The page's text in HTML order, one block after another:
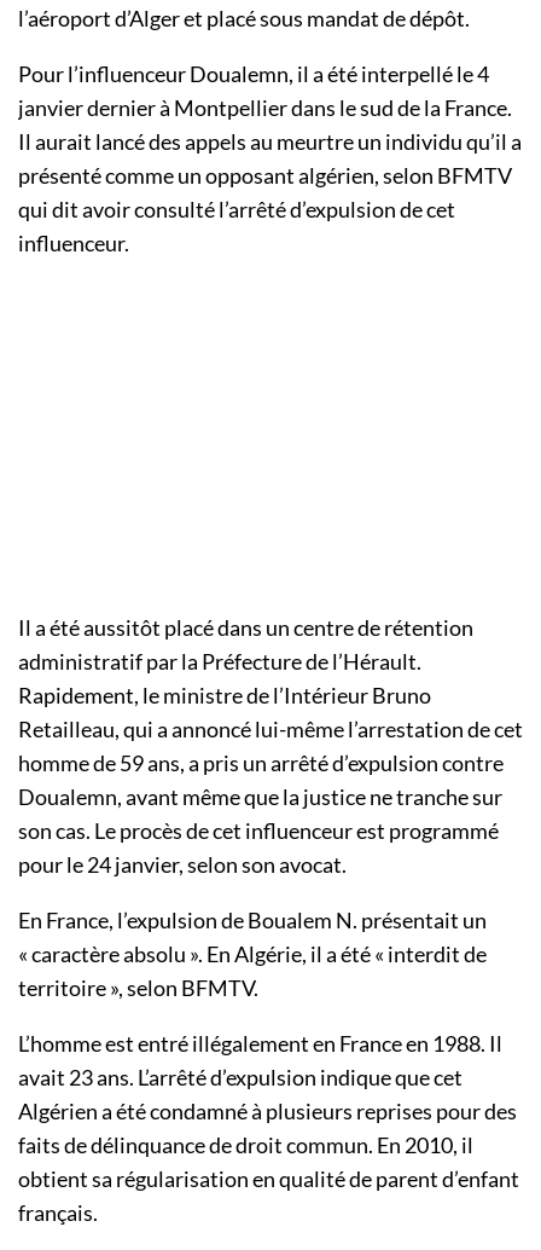
l’aéroport d’Alger et placé sous mandat de dépôt.
Pour l’influenceur Doualemn, il a été interpellé le 4
janvier dernier à Montpellier dans le sud de la France.
Il aurait lancé des appels au meurtre un individu qu’il a
présenté comme un opposant algérien, selon BFMTV
qui dit avoir consulté l’arrêté d’expulsion de cet
influenceur.
Il a été aussitôt placé dans un centre de rétention
administratif par la Préfecture de l’Hérault.
Rapidement, le ministre de l’Intérieur Bruno
Retailleau, qui a annoncé lui-même l’arrestation de cet
homme de 59 ans, a pris un arrêté d’expulsion contre
Doualemn, avant même que la justice ne tranche sur
son cas. Le procès de cet influenceur est programmé
pour le 24 janvier, selon son avocat.
En France, l’expulsion de Boualem N. présentait un
« caractère absolu ». En Algérie, il a été « interdit de
territoire », selon BFMTV.
L’homme est entré illégalement en France en 1988. Il
avait 23 ans. L’arrêté d’expulsion indique que cet
Algérien a été condamné à plusieurs reprises pour des
faits de délinquance de droit commun. En 2010, il
obtient sa régularisation en qualité de parent d’enfant
français.